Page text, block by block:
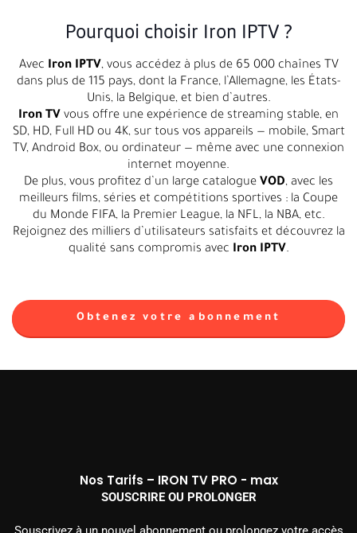
Pourquoi choisir Iron IPTV ?
Avec Iron IPTV, vous accédez à plus de 65 000 chaînes TV
dans plus de 115 pays, dont la France, l’Allemagne, les États-
Unis, la Belgique, et bien d’autres.
Iron TV vous offre une expérience de streaming stable, en
SD, HD, Full HD ou 4K, sur tous vos appareils — mobile, Smart
TV, Android Box, ou ordinateur — même avec une connexion
internet moyenne.
De plus, vous profitez d’un large catalogue VOD, avec les
meilleurs films, séries et compétitions sportives : la Coupe
du Monde FIFA, la Premier League, la NFL, la NBA, etc.
Rejoignez des milliers d’utilisateurs satisfaits et découvrez la
qualité sans compromis avec Iron IPTV.
Obtenez votre abonnement
Nos Tarifs – IRON TV PRO - max
SOUSCRIRE OU PROLONGER